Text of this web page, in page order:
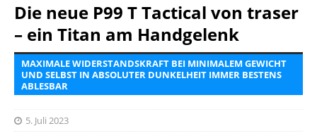
Die neue P99 T Tactical von traser
– ein Titan am Handgelenk
MAXIMALE WIDERSTANDSKRAFT BEI MINIMALEM GEWICHT
UND SELBST IN ABSOLUTER DUNKELHEIT IMMER BESTENS
ABLESBAR
5. Juli 2023